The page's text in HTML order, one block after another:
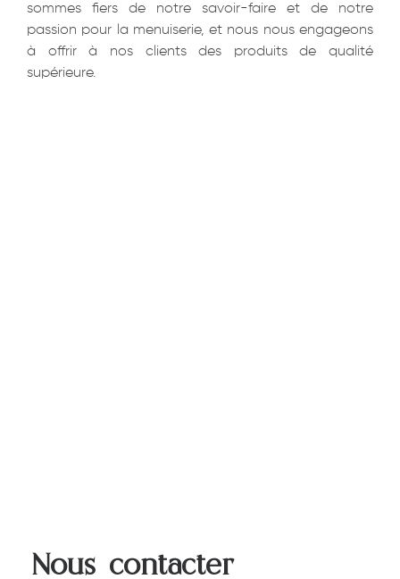
sommes fiers de notre savoir-faire et de notre
passion pour la menuiserie, et nous nous engageons
à offrir à nos clients des produits de qualité
supérieure.
Nous contacter